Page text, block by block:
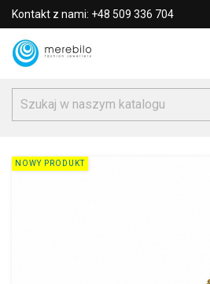
Kontakt z nami: +48 509 336 704
NOWY PRODUKT